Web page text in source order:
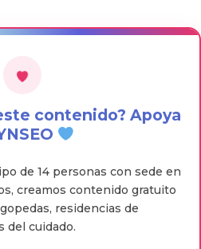
contenido? Apoya
de 14 personas con sede en
creamos contenido gratuito
residencias de
del cuidado.